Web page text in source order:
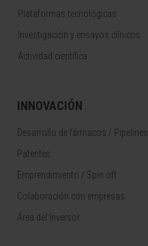
Plataformas tecnológicas
Investigación y ensayos clínicos
Actividad científica
INNOVACIÓN
Desarrollo de fármacos / Pipelines
Patentes
Emprendimiento / Spin off
Colaboración con empresas
Área del Inversor